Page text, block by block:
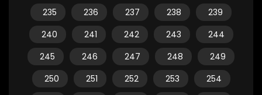
235
236 237 238
239
240
241 242 243
244
245
246 247 248
249
250
251 252 253
254